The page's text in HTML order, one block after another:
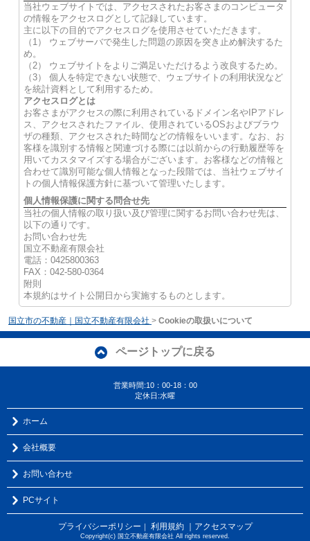
当社ウェブサイトでは、アクセスされたお客さまのコンピュータ
の情報をアクセスログとして記録しています。
主に以下の目的でアクセスログを使用させていただきます。
（1） ウェブサーバで発生した問題の原因を突き止め解決するた
め。
（2） ウェブサイトをよりご満足いただけるよう改良するため。
（3） 個人を特定できない状態で、ウェブサイトの利用状況など
を統計資料として利用するため。
アクセスログとは
お客さまがアクセスの際に利用されているドメイン名やIPアドレ
ス、アクセスされたファイル、使用されているOSおよびブラウ
ザの種類、アクセスされた時間などの情報をいいます。なお、お
客様を識別する情報と関連づける際には以前からの行動履歴等を
用いてカスタマイズする場合がございます。お客様などの情報と
合わせて識別可能な個人情報となった段階では、当社ウェブサイ
トの個人情報保護方針に基づいて管理いたします。
個人情報保護に関する問合せ先
当社の個人情報の取り扱い及び管理に関するお問い合わせ先は、
以下の通りです。
お問い合わせ先
国立不動産有限会社
電話：0425800363
FAX：042-580-0364
附則
本規約はサイト公開日から実施するものとします。
国立市の不動産｜国立不動産有限会社 > Cookieの取扱いについて
ページトップに戻る
営業時間:10：00-18：00
定休日:水曜
ホーム
会社概要
お問い合わせ
PCサイト
プライバシーポリシー ｜ 利用規約 ｜アクセスマップ
Copyright(c) 国立不動産有限会社 All rights reserved.